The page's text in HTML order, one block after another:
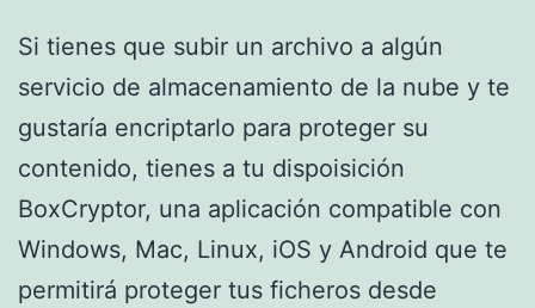
Si tienes que subir un archivo a algún
servicio de almacenamiento de la nube y te
gustaría encriptarlo para proteger su
contenido, tienes a tu dispoisición
BoxCryptor, una aplicación compatible con
Windows, Mac, Linux, iOS y Android que te
permitirá proteger tus ficheros desde